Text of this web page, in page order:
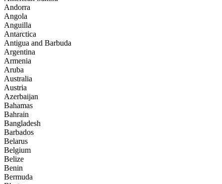
Andorra
Angola
Anguilla
Antarctica
Antigua and Barbuda
Argentina
Armenia
Aruba
Australia
Austria
Azerbaijan
Bahamas
Bahrain
Bangladesh
Barbados
Belarus
Belgium
Belize
Benin
Bermuda